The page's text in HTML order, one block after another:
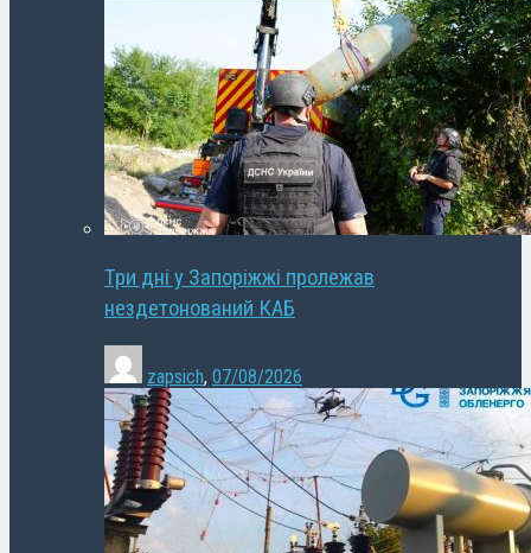
Три дні у Запоріжжі пролежав
нездетонований КАБ
zapsich, 07/08/2026